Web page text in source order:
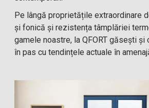
Pe lângă proprietățile extraordinare
și fonică și rezistența tâmplăriei
gamele noastre, la QFORT găsești și
în pas cu tendințele actuale în